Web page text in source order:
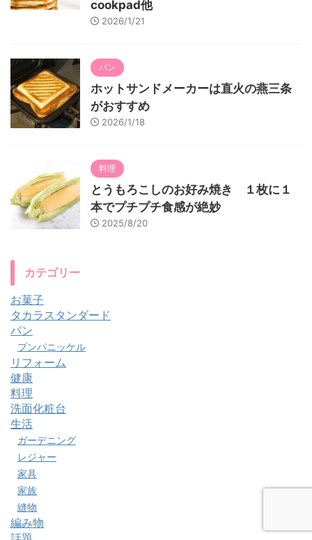
cookpad他
2026/1/21
パン
ホットサンドメーカーは直火の燕三条
がおすすめ
2026/1/18
料理
とうもろこしのお好み焼き １枚に１
本でプチプチ食感が絶妙
2025/8/20
カテゴリー
お菓子
タカラスタンダード
パン
プンパニッケル
リフォーム
健康
料理
洗面化粧台
生活
ガーデニング
レジャー
家具
家族
縫物
編み物